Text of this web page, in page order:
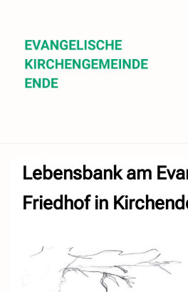
Lebensbank am
Friedhof in